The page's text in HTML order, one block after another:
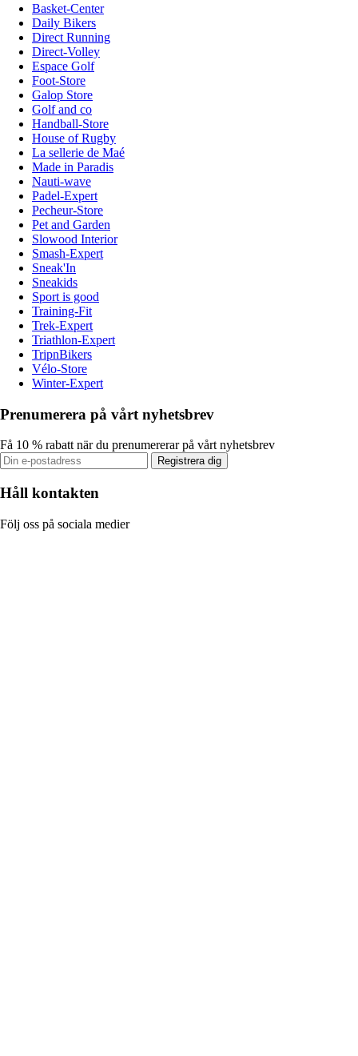
Basket-Center
Daily Bikers
Direct Running
Direct-Volley
Espace Golf
Foot-Store
Galop Store
Golf and co
Handball-Store
House of Rugby
La sellerie de Maé
Made in Paradis
Nauti-wave
Padel-Expert
Pecheur-Store
Pet and Garden
Slowood Interior
Smash-Expert
Sneak'In
Sneakids
Sport is good
Training-Fit
Trek-Expert
Triathlon-Expert
TripnBikers
Vélo-Store
Winter-Expert
Prenumerera på vårt nyhetsbrev
Få 10 % rabatt när du prenumererar på vårt nyhetsbrev
Registrera dig
Håll kontakten
Följ oss på sociala medier